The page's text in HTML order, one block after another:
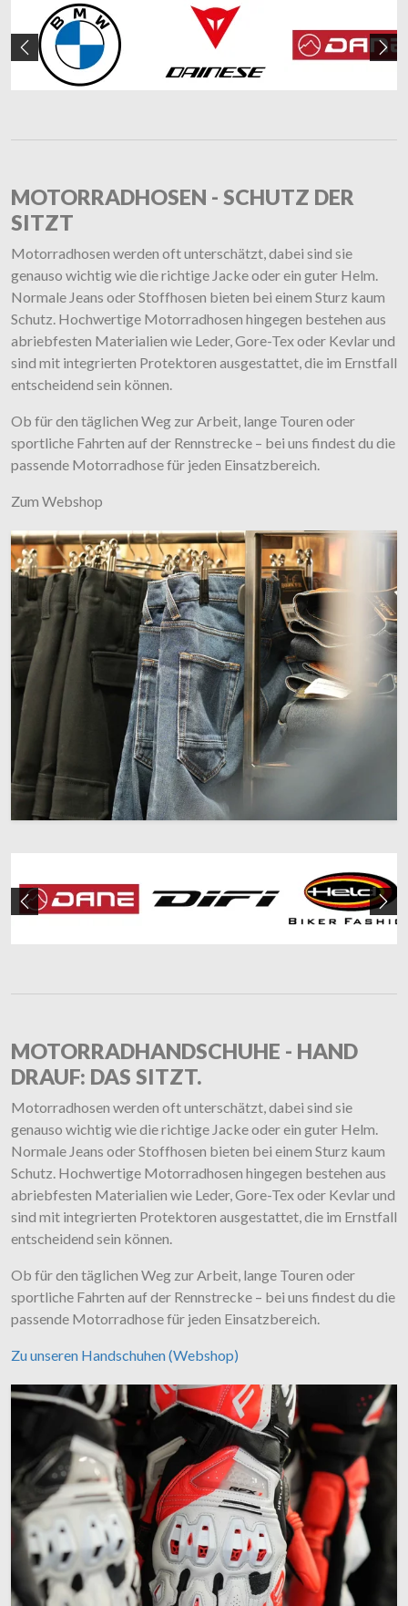
Zurück
MOTORRADHOSEN - SCHUTZ DER
SITZT
Motorradhosen werden oft unterschätzt, dabei sind sie
genauso wichtig wie die richtige Jacke oder ein guter Helm.
Normale Jeans oder Stoffhosen bieten bei einem Sturz kaum
Schutz. Hochwertige Motorradhosen hingegen bestehen aus
abriebfesten Materialien wie Leder, Gore-Tex oder Kevlar und
sind mit integrierten Protektoren ausgestattet, die im Ernstfall
entscheidend sein können.
Ob für den täglichen Weg zur Arbeit, lange Touren oder
sportliche Fahrten auf der Rennstrecke – bei uns findest du die
passende Motorradhose für jeden Einsatzbereich.
Zum Webshop
Zurück
MOTORRADHANDSCHUHE - HAND
DRAUF: DAS SITZT.
Motorradhosen werden oft unterschätzt, dabei sind sie
genauso wichtig wie die richtige Jacke oder ein guter Helm.
Normale Jeans oder Stoffhosen bieten bei einem Sturz kaum
Schutz. Hochwertige Motorradhosen hingegen bestehen aus
abriebfesten Materialien wie Leder, Gore-Tex oder Kevlar und
sind mit integrierten Protektoren ausgestattet, die im Ernstfall
entscheidend sein können.
Ob für den täglichen Weg zur Arbeit, lange Touren oder
sportliche Fahrten auf der Rennstrecke – bei uns findest du die
passende Motorradhose für jeden Einsatzbereich.
Zu unseren Handschuhen (Webshop)